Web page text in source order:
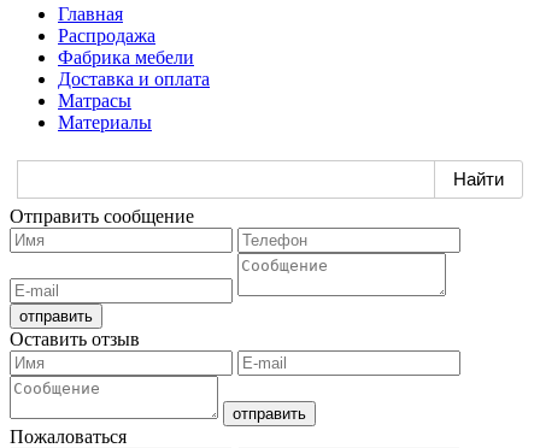
Главная
Распродажа
Фабрика мебели
Доставка и оплата
Матрасы
Материалы
Отправить сообщение
Оставить отзыв
Пожаловаться